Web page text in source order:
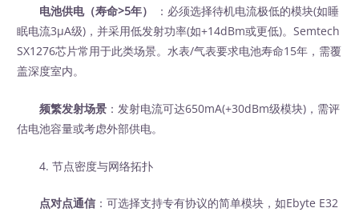
电池供电（寿命>5年）
‍ ：必须选择待机电流极低的模块(如睡
眠电流3μA级)，并采用低发射功率(如+14dBm或更低)。Semtech
SX1276芯片常用于此类场景。水表/气表要求电池寿命15年，需覆
盖深度室内。
频繁发射场景 ：发射电流可达650mA(+30dBm级模块)，需评
估电池容量或考虑外部供电。
4. 节点密度与网络拓扑
点对点通信 ：可选择支持专有协议的简单模块，如Ebyte E32